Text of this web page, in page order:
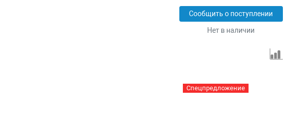
Сообщить о поступлении
Нет в наличии
Спецпредложение